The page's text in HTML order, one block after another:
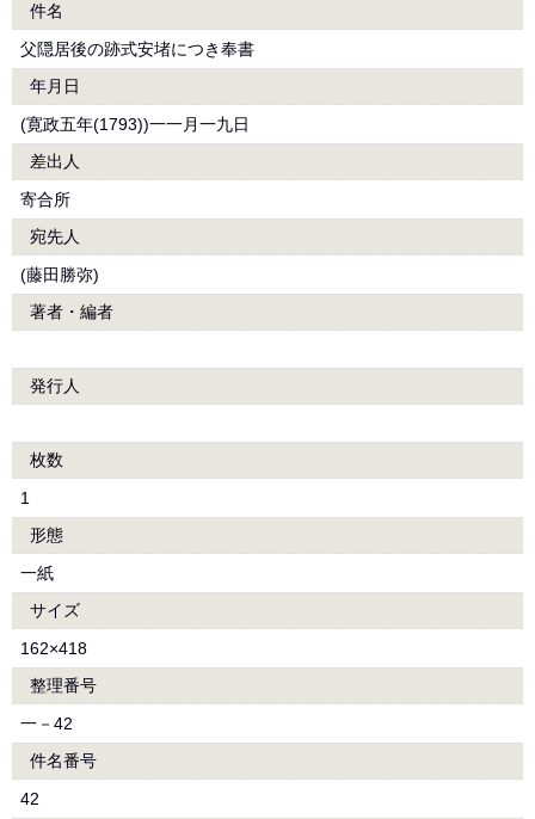
件名
父隠居後の跡式安堵につき奉書
年月日
(寛政五年(1793))一一月一九日
差出人
寄合所
宛先人
(藤田勝弥)
著者・編者
発行人
枚数
1
形態
一紙
サイズ
162×418
整理番号
一－42
件名番号
42